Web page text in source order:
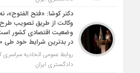
دکتر کوشا: «فتح الفتوح»،
وکالت از طریق تصویب طرح
وضعیت اقتصادی کشور
در بدترین شرایط خود طی ۱۰۰ سال اخیر قرار دارد
روابط عمومی اتحادیه سراسری
دادگستری ایران